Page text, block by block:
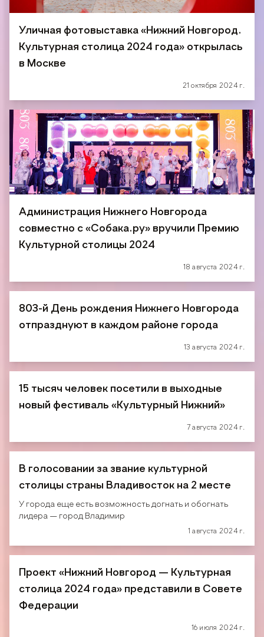
Уличная фотовыставка «Нижний Новгород.
Культурная столица 2024 года» открылась
в Москве
21 октября 2024 г.
Администрация Нижнего Новгорода
совместно с «Собака.ру» вручили Премию
Культурной столицы 2024
18 августа 2024 г.
803-й День рождения Нижнего Новгорода
отпразднуют в каждом районе города
13 августа 2024 г.
15 тысяч человек посетили в выходные
новый фестиваль «Культурный Нижний»
7 августа 2024 г.
В голосовании за звание культурной
столицы страны Владивосток на 2 месте
У города еще есть возможность догнать и обогнать
лидера — город Владимир
1 августа 2024 г.
Проект «Нижний Новгород — Культурная
столица 2024 года» представили в Совете
Федерации
16 июля 2024 г.